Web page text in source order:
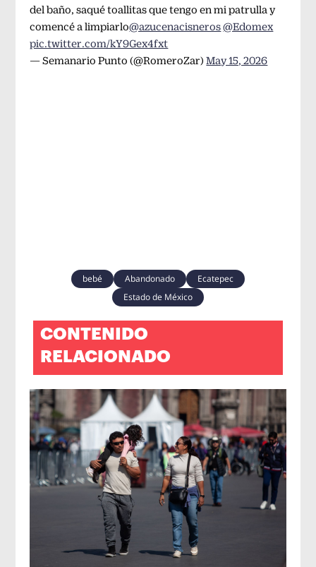
del baño, saqué toallitas que tengo en mi patrulla y
comencé a limpiarlo@azucenacisneros @Edomex
pic.twitter.com/kY9Gex4fxt
— Semanario Punto (@RomeroZar)May 15, 2026
bebé Abandonado
Ecatepec
Estado de México
CONTENIDO
RELACIONADO